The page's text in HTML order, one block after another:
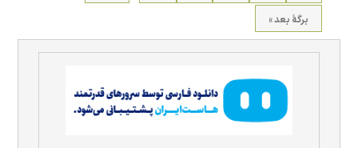
برگهٔ بعد »